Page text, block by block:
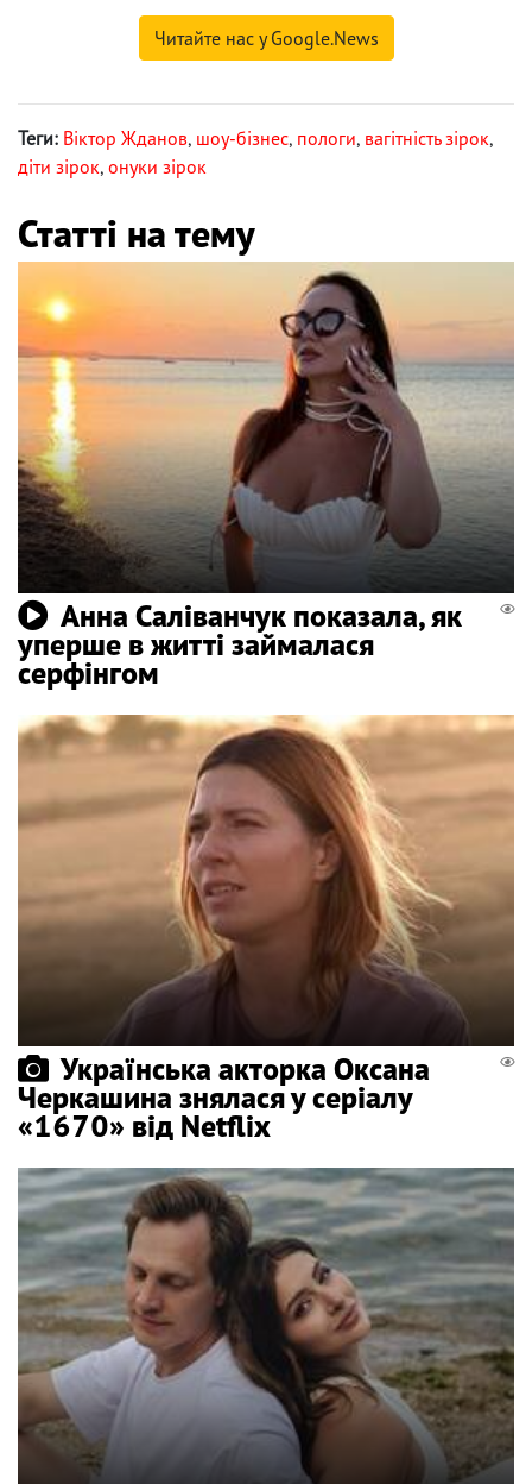
Читайте нас у Google.News
Теги: Віктор Жданов, шоу-бізнес, пологи, вагітність зірок,
діти зірок, онуки зірок
Статті на тему
Анна Саліванчук показала, як
уперше в житті займалася
серфінгом
Українська акторка Оксана
Черкашина знялася у серіалу
«1670» від Netflix